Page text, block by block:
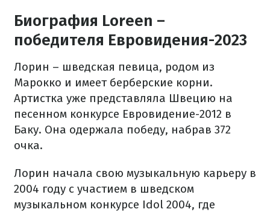
Биография Loreen –
победителя Евровидения-2023
Лорин – шведская певица, родом из
Марокко и имеет берберские корни.
Артистка уже представляла Швецию на
песенном конкурсе Евровидение-2012 в
Баку. Она одержала победу, набрав 372
очка.
Лорин начала свою музыкальную карьеру в
2004 году с участием в шведском
музыкальном конкурсе Idol 2004, где